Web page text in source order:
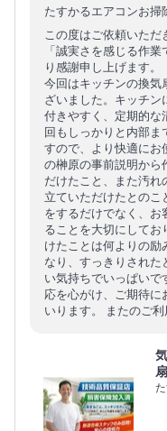
たすかるエアコンお掃
この度はご依頼いただ
「誠実さを感じる作
り感謝申し上げます。
今回はキッチンの換気
ざいました。キッチン
付きやすく、定期的な
回もしっかりと内部ま
すので、より快適にお
の榊原の事前説明から
だけたこと、また汚れ
立ていただけたとのこ
をするだけでなく、お
ることを大切にしてお
けたことは何よりの励
なり、すっきりされた
い気持ちでいっぱいで
応を心がけ、ご期待に
いります。 またのご利